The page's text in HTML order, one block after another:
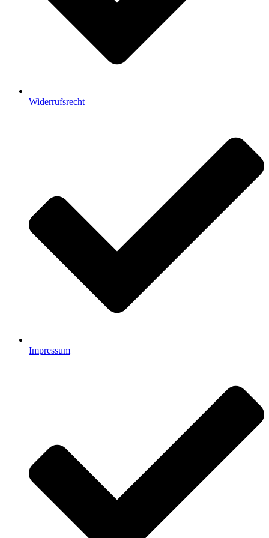
Widerrufsrecht
Impressum